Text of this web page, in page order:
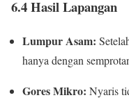
6.4 Hasil Lapangan
Lumpur Asam:
hanya dengan
Gores Mikro: Nyaris